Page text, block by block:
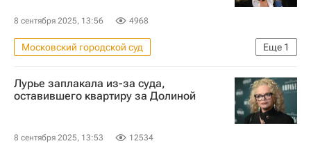
Следственный комитет России (СК РФ)
Тверской областной суд
8 сентября 2025, 13:56 4968
Еще 1
Московский городской суд
Лариса Долина
Лурье заплакала из-за суда,
оставившего квартиру за Долиной
8 сентября 2025, 13:53 12534